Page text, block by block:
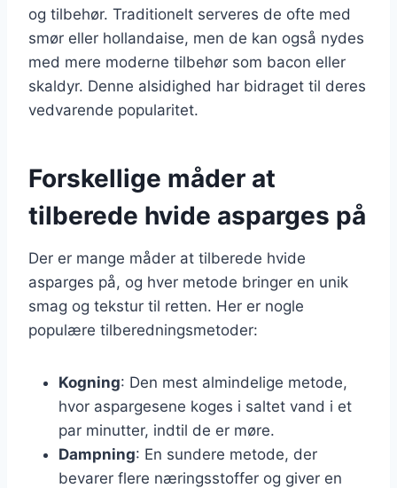
og tilbehør. Traditionelt serveres de ofte med
smør eller hollandaise, men de kan også nydes
med mere moderne tilbehør som bacon eller
skaldyr. Denne alsidighed har bidraget til deres
vedvarende popularitet.
Forskellige måder at
tilberede hvide asparges på
Der er mange måder at tilberede hvide
asparges på, og hver metode bringer en unik
smag og tekstur til retten. Her er nogle
populære tilberedningsmetoder:
Kogning: Den mest almindelige metode,
hvor aspargesene koges i saltet vand i et
par minutter, indtil de er møre.
Dampning: En sundere metode, der
bevarer flere næringsstoffer og giver en